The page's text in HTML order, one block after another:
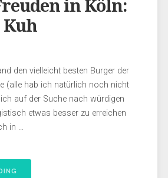
in Köln:
Kuh
den vielleicht besten Burger der
(alle hab ich natürlich noch nicht
auf der Suche nach würdigen
etwas besser zu erreichen
in …